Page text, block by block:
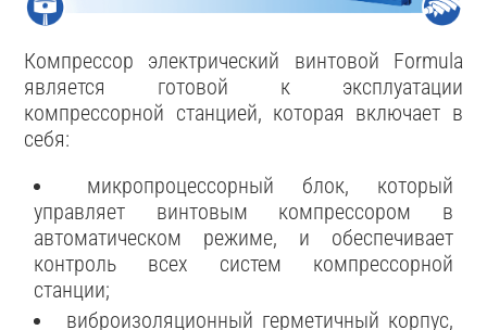
Компрессор электрический винтовой Formula
является готовой к эксплуатации
компрессорной станцией, которая включает в
себя:
микропроцессорный блок, который
управляет винтовым компрессором в
автоматическом режиме, и обеспечивает
контроль всех систем компрессорной
станции;
виброизоляционный герметичный корпус,